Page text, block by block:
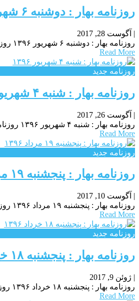
روزنامه بهار : دوشنبه ۶ شهريور ۱۳۹۶
| آگوست 28, 2017
روزنامه بهار : دوشنبه ۶ شهريور ۱۳۹۶ روزنامه بهار : دوشنبه ۶ شهريور ۱۳۹۶ روزنامه بهار : دوشنبه ۶ شهريور ۱۳۹۶
Read More
روزنامه جدید
روزنامه بهار : شنبه ۴ شهريور ۱۳۹۶
| آگوست 26, 2017
روزنامه بهار : شنبه ۴ شهريور ۱۳۹۶ روزنامه بهار : شنبه ۴ شهريور ۱۳۹۶ روزنامه بهار : شنبه ۴ شهريور ۱۳۹۶
Read More
روزنامه جدید
روزنامه بهار : پنجشنبه ۱۹ مرداد ۱۳۹۶
| آگوست 10, 2017
روزنامه بهار : پنجشنبه ۱۹ مرداد ۱۳۹۶ روزنامه بهار : پنجشنبه ۱۹ مرداد ۱۳۹۶ روزنامه بهار : پنجشنبه ۱۹ مرداد ۱۳۹۶
Read More
روزنامه جدید
روزنامه بهار : پنجشنبه ۱۸ خرداد ۱۳۹۶
| ژوئن 9, 2017
روزنامه بهار : پنجشنبه ۱۸ خرداد ۱۳۹۶ روزنامه بهار : پنجشنبه ۱۸ خرداد ۱۳۹۶ روزنامه بهار : پنجشنبه ۱۸ خرداد ۱۳۹۶
Read More